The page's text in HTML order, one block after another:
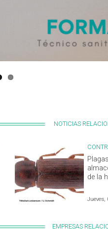
NOTICIAS
de la
Jueves,
EMPRESAS